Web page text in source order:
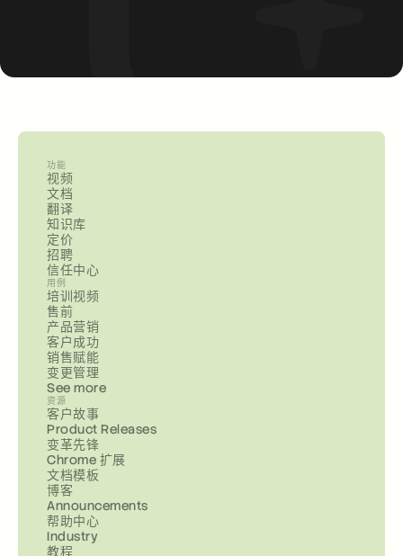
功能
视频
文档
翻译
知识库
定价
招聘
信任中心
用例
培训视频
售前
产品营销
客户成功
销售赋能
变更管理
See more
资源
客户故事
Product Releases
变革先锋
Chrome 扩展
文档模板
博客
Announcements
帮助中心
Industry
教程